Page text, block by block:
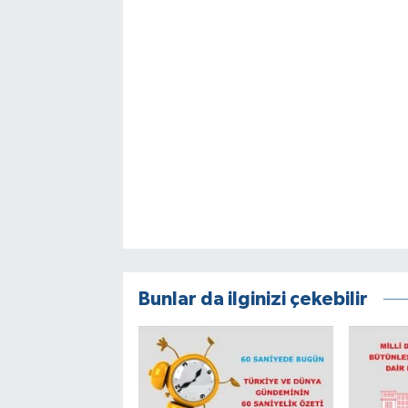
Bunlar da ilginizi çekebilir